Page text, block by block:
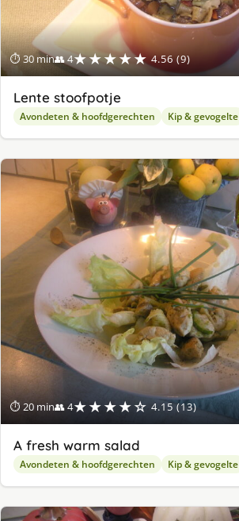
⏱ 30 min👥 4★★★★★ 4.56 (9)
Lente stoofpotje
Avondeten & hoofdgerechten Kip & gevogelte
⏱ 20 min👥 4★★★★☆ 4.15 (13)
A fresh warm salad
Avondeten & hoofdgerechten Kip & gevogelte